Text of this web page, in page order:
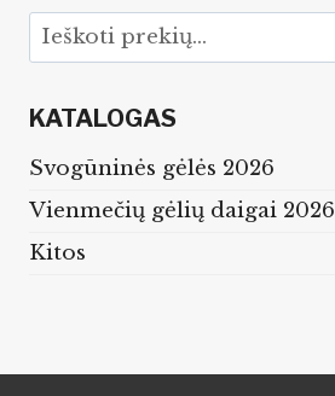
Ieškoti:
KATALOGAS
Svogūninės gėlės 2026
Vienmečių gėlių daigai 2026
Kitos